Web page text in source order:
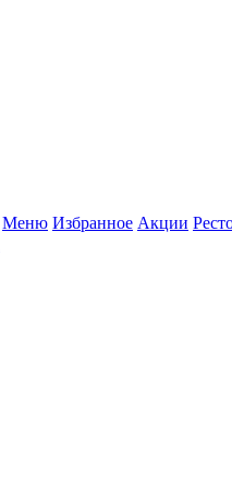
Меню Избранное Акции